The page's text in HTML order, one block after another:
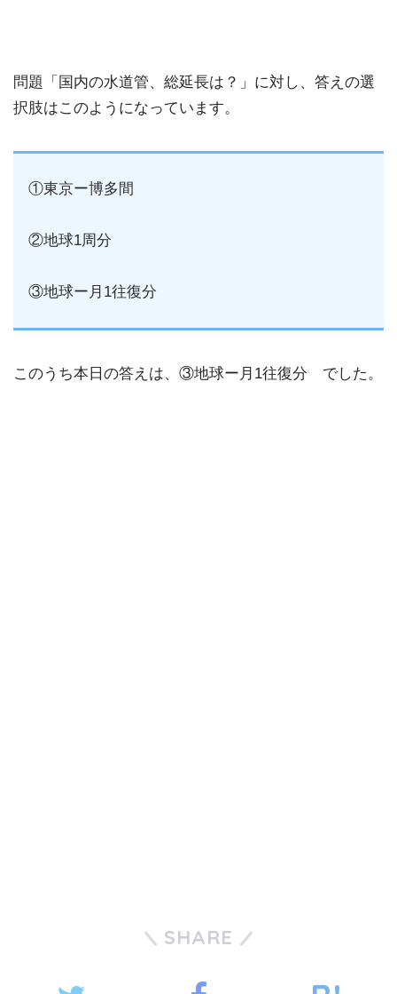
問題「国内の水道管、総延長は？」に対し、答えの選
択肢はこのようになっています。
①東京ー博多間
②地球1周分
③地球ー月1往復分
このうち本日の答えは、③地球ー月1往復分 でした。
SHARE